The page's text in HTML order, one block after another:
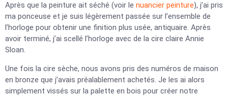
Après que la peinture ait séché (voir le nuancier peinture), j’ai pris
ma ponceuse et je suis légèrement passée sur l’ensemble de
l’horloge pour obtenir une finition plus usée, antiquaire. Après
avoir terminé, j’ai scellé l’horloge avec de la cire claire Annie
Sloan.
Une fois la cire sèche, nous avons pris des numéros de maison
en bronze que j’avais préalablement achetés. Je les ai alors
simplement vissés sur la palette en bois pour créer notre